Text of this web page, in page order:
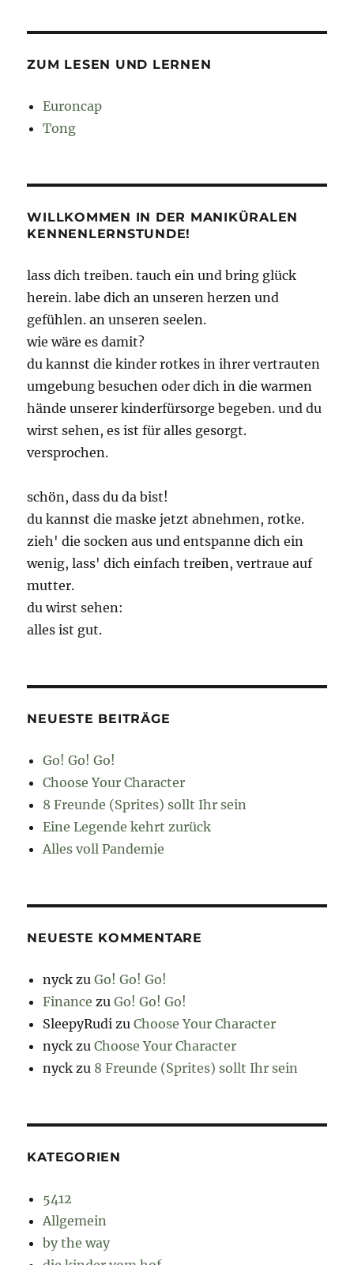
ZUM LESEN UND LERNEN
Euroncap
Tong
WILLKOMMEN IN DER MANIKÜRALEN
KENNENLERNSTUNDE!
lass dich treiben. tauch ein und bring glück
herein. labe dich an unseren herzen und
gefühlen. an unseren seelen.
wie wäre es damit?
du kannst die kinder rotkes in ihrer vertrauten
umgebung besuchen oder dich in die warmen
hände unserer kinderfürsorge begeben. und du
wirst sehen, es ist für alles gesorgt.
versprochen.
schön, dass du da bist!
du kannst die maske jetzt abnehmen, rotke.
zieh' die socken aus und entspanne dich ein
wenig, lass' dich einfach treiben, vertraue auf
mutter.
du wirst sehen:
alles ist gut.
NEUESTE BEITRÄGE
Go! Go! Go!
Choose Your Character
8 Freunde (Sprites) sollt Ihr sein
Eine Legende kehrt zurück
Alles voll Pandemie
NEUESTE KOMMENTARE
nyck zuGo! Go! Go!
Finance zuGo! Go! Go!
SleepyRudi zuChoose Your Character
nyck zuChoose Your Character
nyck zu 8 Freunde (Sprites) sollt Ihr sein
KATEGORIEN
5412
Allgemein
by the way